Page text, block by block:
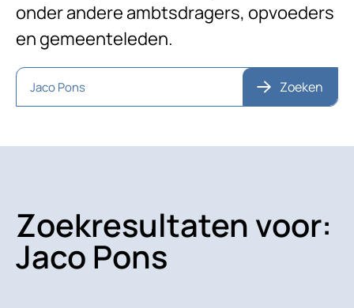
onder andere ambtsdragers, opvoeders
en gemeenteleden.
Zoeken
Zoekresultaten voor:
Jaco Pons